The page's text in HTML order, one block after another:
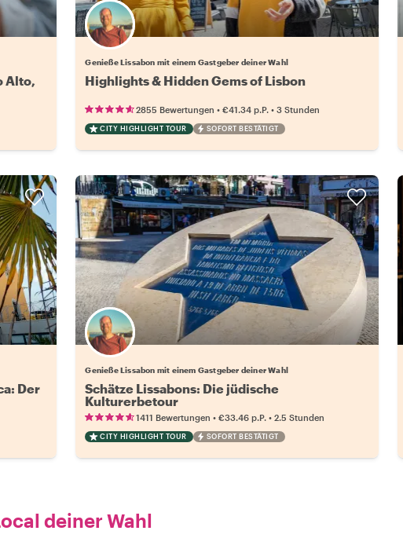
Alto,
Wähle deinen Lieblingsgastgeber
Genieße Lissabon mit einem Gastgeber deiner Wahl
Highlights & Hidden Gems of Lisbon
2855 Bewertungen •€41.34 p.P. •3 Stunden
CITY HIGHLIGHT TOUR SOFORT BESTÄTIGT
Der
Wähle deinen Lieblingsgastgeber
Genieße Lissabon mit einem Gastgeber deiner Wahl
Schätze Lissabons: Die jüdische
Kulturerbetour
1411 Bewertungen •€33.46 p.P. •2.5 Stunden
CITY HIGHLIGHT TOUR SOFORT BESTÄTIGT
deiner Wahl